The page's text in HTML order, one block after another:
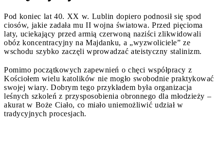
Pod koniec lat 40. XX w. Lublin dopiero podnosił się spod
ciosów, jakie zadała mu II wojna światowa. Przed pięcioma
laty, uciekający przed armią czerwoną naziści zlikwidowali
obóz koncentracyjny na Majdanku, a „wyzwoliciele” ze
wschodu szybko zaczęli wprowadzać ateistyczny stalinizm.
Pomimo początkowych zapewnień o chęci współpracy z
Kościołem wielu katolików nie mogło swobodnie praktykować
swojej wiary. Dobrym tego przykładem była organizacja
leśnych szkoleń z przysposobienia obronnego dla młodzieży –
akurat w Boże Ciało, co miało uniemożliwić udział w
tradycyjnych procesjach.